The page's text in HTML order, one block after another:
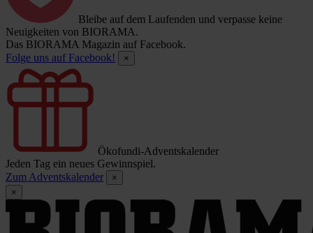
Bleibe auf dem Laufenden und verpasse keine
Neuigkeiten von BIORAMA.
Das BIORAMA Magazin auf Facebook.
Folge uns auf Facebook!
×
Ökofundi-Adventskalender
Jeden Tag ein neues Gewinnspiel.
Zum Adventskalender
×
×